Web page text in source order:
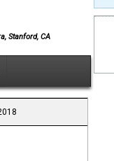
Stanford, CA